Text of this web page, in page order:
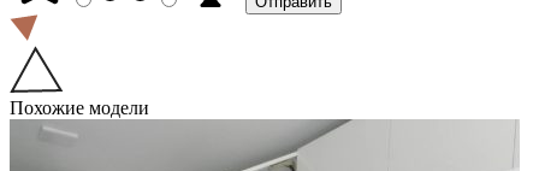
Похожие модели